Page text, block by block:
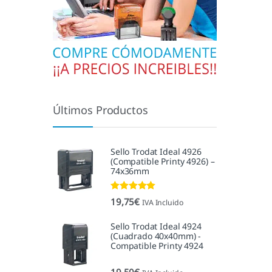
Últimos Productos
Sello Trodat Ideal 4926
(Compatible Printy 4926) –
74x36mm
Valorado con
5.00de 5
19,75€ IVA Incluido
Sello Trodat Ideal 4924
(Cuadrado 40x40mm) -
Compatible Printy 4924